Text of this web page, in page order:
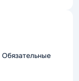
Обязательные